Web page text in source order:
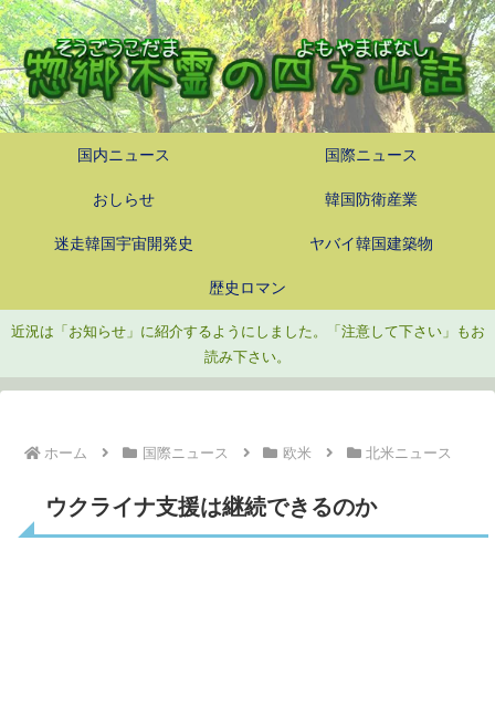
国内ニュース 国際ニュース
おしらせ 韓国防衛産業
迷走韓国宇宙開発史 ヤバイ韓国建築物
歴史ロマン
近況は「お知らせ」に紹介するようにしました。「注意して下さい」もお
読み下さい。
ホーム 国際ニュース 欧米 北米ニュース
ウクライナ支援は継続できるのか